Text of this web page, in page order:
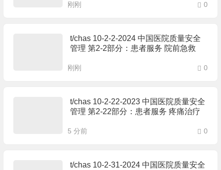
刚刚 0
t/chas 10-2-2-2024 中国医院质量安全
管理 第2-2部分：患者服务 院前急救
刚刚 0
t/chas 10-2-22-2023 中国医院质量安全
管理 第2-22部分：患者服务 疼痛治疗
5 分前 0
t/chas 10-2-31-2024 中国医院质量安全